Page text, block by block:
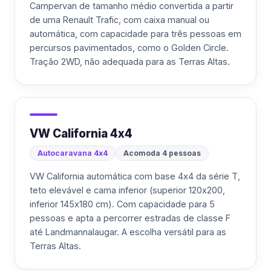
Campervan de tamanho médio convertida a partir
de uma Renault Trafic, com caixa manual ou
automática, com capacidade para três pessoas em
percursos pavimentados, como o Golden Circle.
Tração 2WD, não adequada para as Terras Altas.
VW California 4x4
Autocaravana 4x4 Acomoda 4 pessoas
VW California automática com base 4x4 da série T,
teto elevável e cama inferior (superior 120x200,
inferior 145x180 cm). Com capacidade para 5
pessoas e apta a percorrer estradas de classe F
até Landmannalaugar. A escolha versátil para as
Terras Altas.